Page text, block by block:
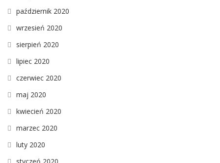
październik 2020
wrzesień 2020
sierpień 2020
lipiec 2020
czerwiec 2020
maj 2020
kwiecień 2020
marzec 2020
luty 2020